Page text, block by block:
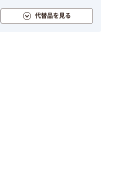
ブ 使い捨てグローブ 粉な
し 食品衛生法適合 1箱
代替品を見る